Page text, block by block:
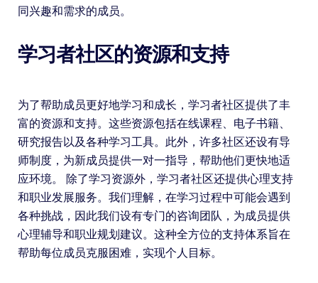
同兴趣和需求的成员。
学习者社区的资源和支持
为了帮助成员更好地学习和成长，学习者社区提供了丰
富的资源和支持。这些资源包括在线课程、电子书籍、
研究报告以及各种学习工具。此外，许多社区还设有导
师制度，为新成员提供一对一指导，帮助他们更快地适
应环境。 除了学习资源外，学习者社区还提供心理支持
和职业发展服务。我们理解，在学习过程中可能会遇到
各种挑战，因此我们设有专门的咨询团队，为成员提供
心理辅导和职业规划建议。这种全方位的支持体系旨在
帮助每位成员克服困难，实现个人目标。